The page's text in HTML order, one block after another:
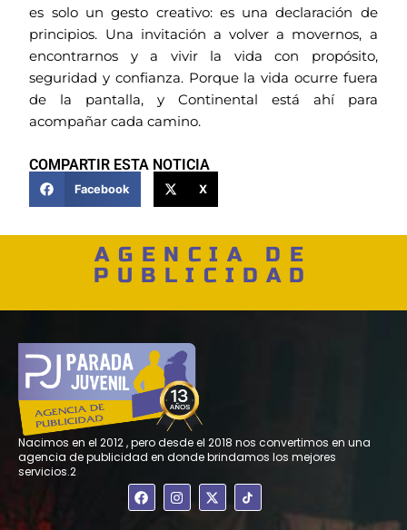
es solo un gesto creativo: es una declaración de
principios. Una invitación a volver a movernos, a
encontrarnos y a vivir la vida con propósito,
seguridad y confianza. Porque la vida ocurre fuera
de la pantalla, y Continental está ahí para
acompañar cada camino.
COMPARTIR ESTA NOTICIA
Facebook X
AGENCIA DE
PUBLICIDAD
Nacimos en el 2012 , pero desde el 2018 nos convertimos en una
agencia de publicidad en donde brindamos los mejores
servicios.2
F
a
c
I
n
s
X
-
t